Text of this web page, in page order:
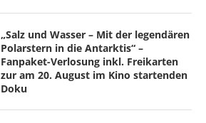
„Salz und Wasser – Mit der legendären
Polarstern in die Antarktis“ –
Fanpaket-Verlosung inkl. Freikarten
zur am 20. August im Kino startenden
Doku